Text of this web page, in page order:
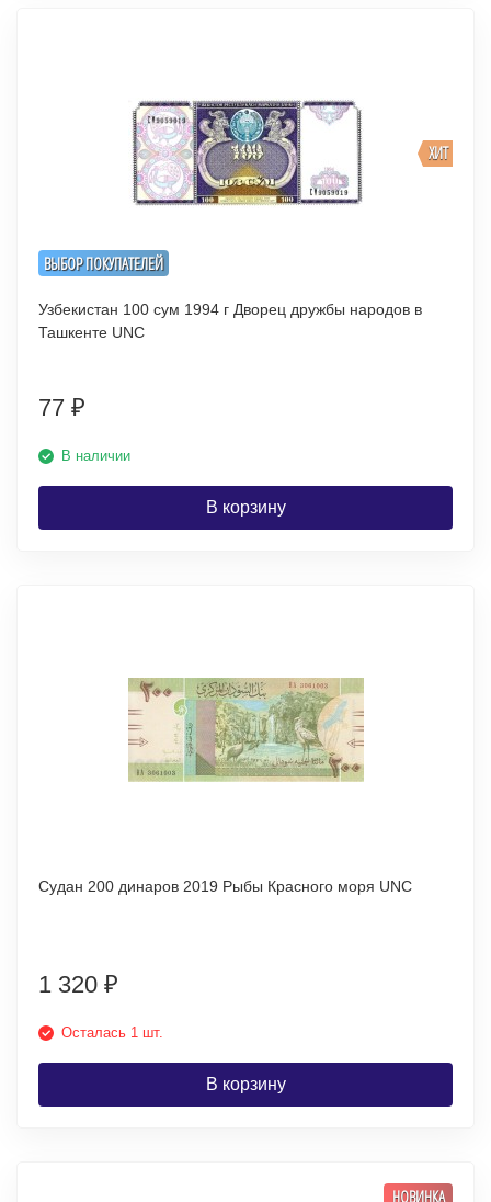
ВЫБОР ПОКУПАТЕЛЕЙ
ХИТ
Узбекистан 100 сум 1994 г Дворец дружбы народов в
Ташкенте UNC
77 ₽
В наличии
В корзину
Судан 200 динаров 2019 Рыбы Красного моря UNC
1 320 ₽
Осталась 1 шт.
В корзину
НОВИНКА